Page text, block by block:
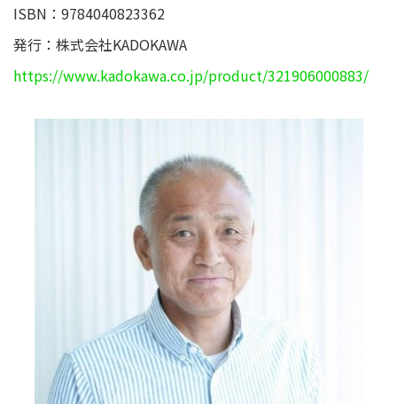
ISBN：9784040823362
発行：株式会社KADOKAWA
https://www.kadokawa.co.jp/product/321906000883/